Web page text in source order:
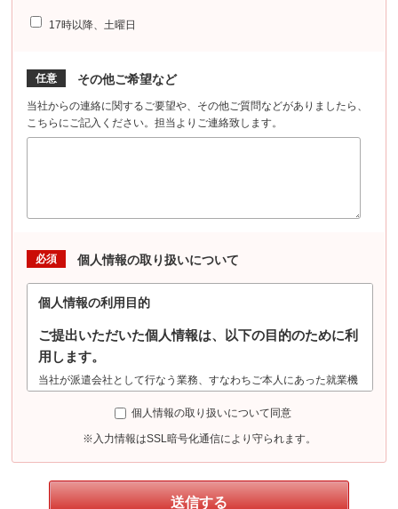
17時以降、土曜日
任意 その他ご希望など
当社からの連絡に関するご要望や、その他ご質問などがありましたら、
こちらにご記入ください。担当よりご連絡致します。
必須 個人情報の取り扱いについて
個人情報の利用目的
ご提出いただいた個人情報は、以下の目的のために利
用します。
当社が派遣会社として行なう業務、すなわちご本人にあった就業機
業時の労務管理、労働安全管理（労働安全衛生法に基づく健康診断
における機微情報の収集を含む）、勤務状況の証明、派遣先への就
業状況確認、その他、派遣業務管理、紹介業務管理等、及びこれら
に準ずる目的に利用します。また、派遣先による評価情報について
は人事労務管理、及びこれに準ずる目的に利用します。
個人情報の取り扱いについて同意
※入力情報はSSL暗号化通信により守られます。